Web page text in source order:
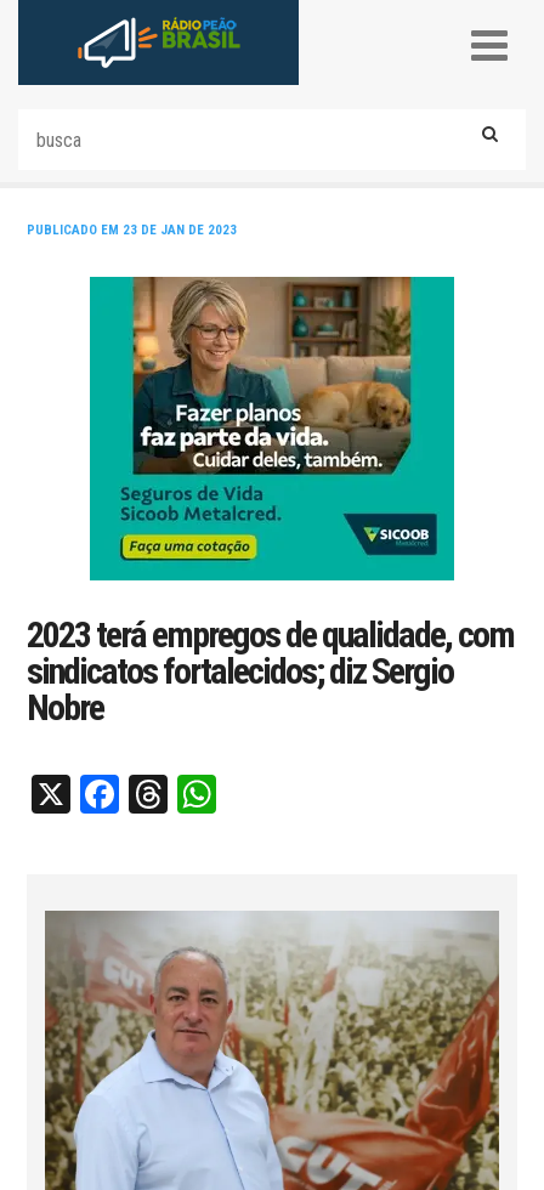
PUBLICADO EM 23 DE JAN DE 2023
2023 terá empregos de qualidade, com
sindicatos fortalecidos; diz Sergio
Nobre
X Facebook
Threads